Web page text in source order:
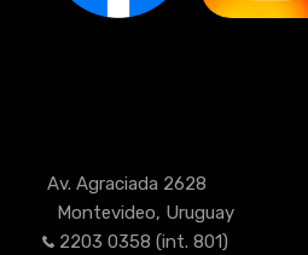
Av. Agraciada 2628
Montevideo, Uruguay
2203 0358 (int. 801)